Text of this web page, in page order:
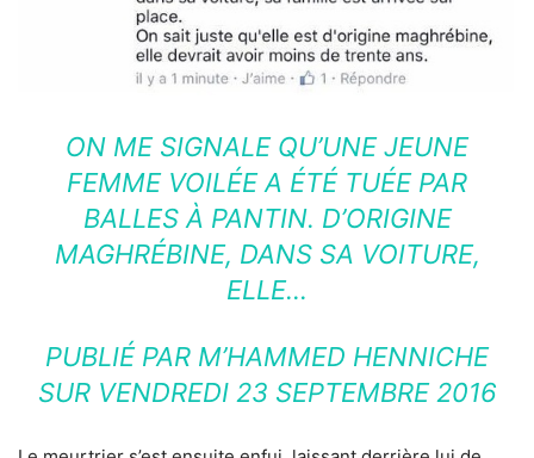
ON ME SIGNALE QU’UNE JEUNE
FEMME VOILÉE A ÉTÉ TUÉE PAR
BALLES À PANTIN. D’ORIGINE
MAGHRÉBINE, DANS SA VOITURE,
ELLE…
PUBLIÉ PAR M’HAMMED HENNICHE
SUR VENDREDI 23 SEPTEMBRE 2016